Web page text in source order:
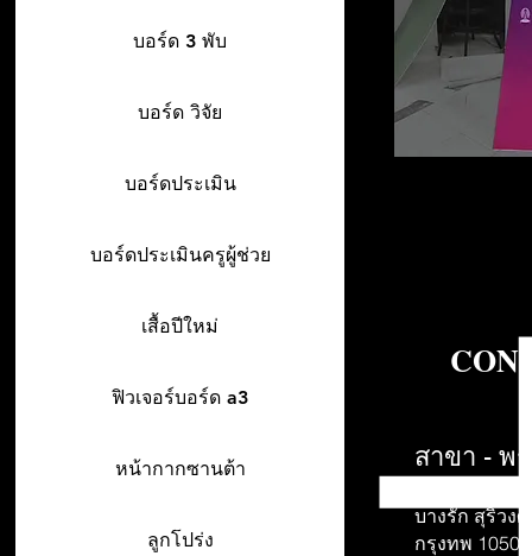
บอร์ด 3 พับ
บอร์ด วิจัย
บอร์ดประเมิน
บอร์ดประเมินครูผู้ช่วย
เสื้อปีใหม่
ฟิวเจอร์บอร์ด a3
หน้ากากซานต้า
ลูกโปร่ง
สาขา - พ
บางรัก สุริวงศ์
กรุงทพ 10500